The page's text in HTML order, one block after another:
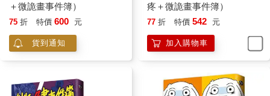
＋微詭畫事件簿）
75 折 特價 600 元
貨到通知
疼＋微詭畫事件簿）
77 折 特價 542 元
加入購物車